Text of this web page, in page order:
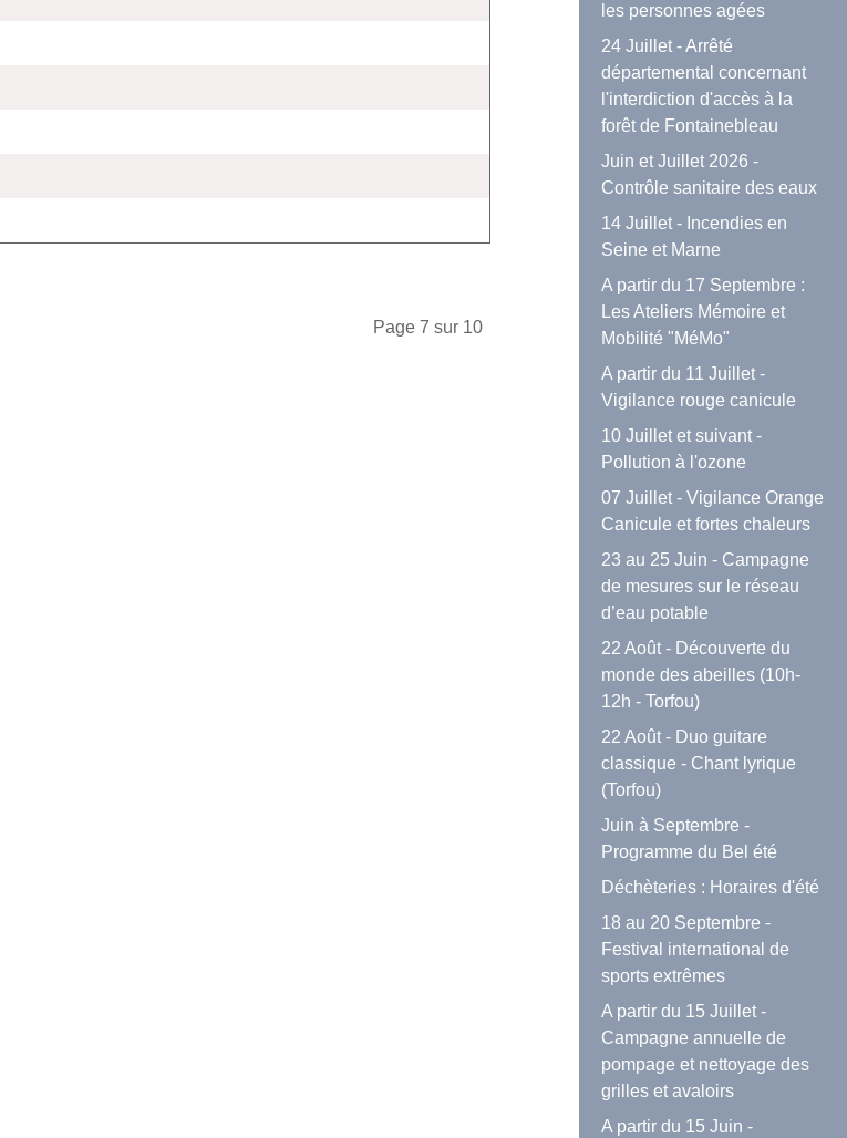
Page 7 sur 10
les personnes agées
24 Juillet - Arrêté
départemental concernant
l'interdiction d'accès à la
forêt de Fontainebleau
Juin et Juillet 2026 -
Contrôle sanitaire des eaux
14 Juillet - Incendies en
Seine et Marne
A partir du 17 Septembre :
Les Ateliers Mémoire et
Mobilité "MéMo"
A partir du 11 Juillet -
Vigilance rouge canicule
10 Juillet et suivant -
Pollution à l'ozone
07 Juillet - Vigilance Orange
Canicule et fortes chaleurs
23 au 25 Juin - Campagne
de mesures sur le réseau
d’eau potable
22 Août - Découverte du
monde des abeilles (10h-
12h - Torfou)
22 Août - Duo guitare
classique - Chant lyrique
(Torfou)
Juin à Septembre -
Programme du Bel été
Déchèteries : Horaires d'été
18 au 20 Septembre -
Festival international de
sports extrêmes
A partir du 15 Juillet -
Campagne annuelle de
pompage et nettoyage des
grilles et avaloirs
A partir du 15 Juin -